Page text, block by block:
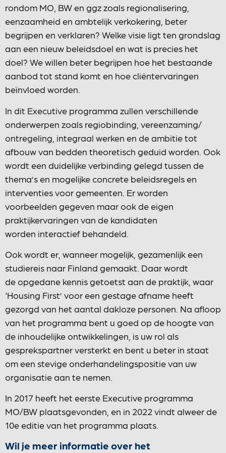
rondom MO, BW en ggz zoals regionalisering,
eenzaamheid en ambtelijk verkokering, beter
begrijpen en verklaren? Welke visie ligt ten grondslag
aan een nieuw beleidsdoel en wat is precies het
doel? We willen beter begrijpen hoe het bestaande
aanbod tot stand komt en hoe cliëntervaringen
beïnvloed worden.
In dit Executive programma zullen verschillende
onderwerpen zoals regiobinding, vereenzaming/
ontregeling, integraal werken en de ambitie tot
afbouw van bedden theoretisch geduid worden. Ook
wordt een duidelijke verbinding gelegd tussen de
thema’s en mogelijke concrete beleidsregels en
interventies voor gemeenten. Er worden
voorbeelden gegeven maar ook de eigen
praktijkervaringen van de kandidaten
worden interactief behandeld.
Ook wordt er, wanneer mogelijk, gezamenlijk een
studiereis naar Finland gemaakt. Daar wordt
de opgedane kennis getoetst aan de praktijk, waar
‘Housing First’ voor een gestage afname heeft
gezorgd van het aantal dakloze personen. Na afloop
van het programma bent u goed op de hoogte van
de inhoudelijke ontwikkelingen, is uw rol als
gesprekspartner versterkt en bent u beter in staat
om een stevige onderhandelingspositie van uw
organisatie aan te nemen.
In 2017 heeft het eerste Executive programma
MO/BW plaatsgevonden, en in 2022 vindt alweer de
10e editie van het programma plaats.
Wil je meer informatie over het